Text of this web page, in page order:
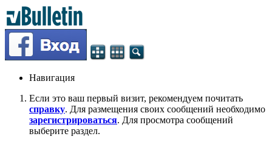
Навигация
Если это ваш первый визит, рекомендуем почитать
справку. Для размещения своих сообщений необходимо
зарегистрироваться. Для просмотра сообщений
выберите раздел.